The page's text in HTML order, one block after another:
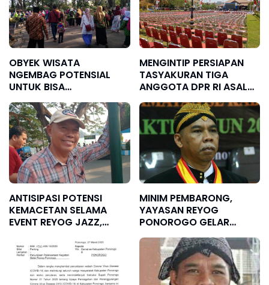
OBYEK WISATA
NGEMBAG POTENSIAL
UNTUK BISA
DIKEMBANGKAN
MENGINTIP PERSIAPAN
TASYAKURAN TIGA
ANGGOTA DPR RI ASAL
PONOROGO DENGAN
HADIRKAN KRISDAYANTI
ANTISIPASI POTENSI
KEMACETAN SELAMA
EVENT REYOG JAZZ,
REKAYASA LALIN
MINIM PEMBARONG,
YAYASAN REYOG
PONOROGO GELAR
PELATIHAN PEMBARONG